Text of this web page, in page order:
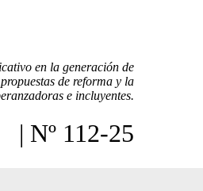
en la generación de
de reforma y la
e incluyentes.
| Nº 112-25